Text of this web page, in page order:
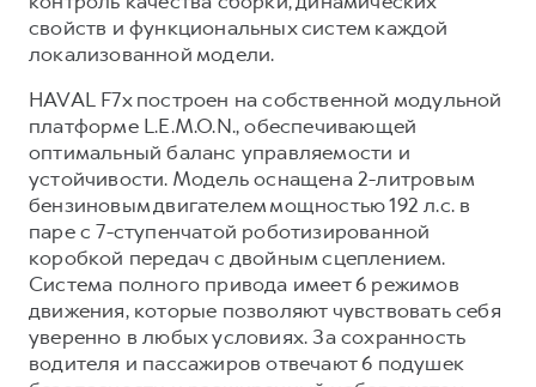
Коллекция CITY
Коллекция Детская
Коллекция Детская
свойств и функциональных систем каждой
локализованной модели.
HAVAL F7x построен на собственной модульной
платформе L.E.M.O.N., обеспечивающей
оптимальный баланс управляемости и
устойчивости. Модель оснащена 2-литровым
бензиновым двигателем мощностью 192 л.с. в
паре с 7-ступенчатой роботизированной
коробкой передач с двойным сцеплением.
Система полного привода имеет 6 режимов
движения, которые позволяют чувствовать себя
уверенно в любых условиях. За сохранность
водителя и пассажиров отвечают 6 подушек